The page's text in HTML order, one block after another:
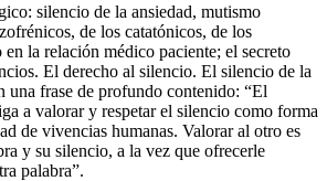
silencio de la ansiedad, mutismo
de los catatónicos, de los
la relación médico paciente; el secreto
El derecho al silencio. El silencio de la
una frase de profundo contenido: “El
a valorar y respetar el silencio como forma
de vivencias humanas. Valorar al otro es
y su silencio, a la vez que ofrecerle
palabra”.